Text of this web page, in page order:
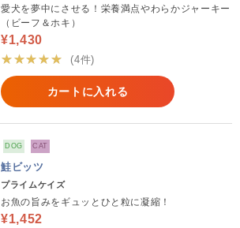
愛犬を夢中にさせる！栄養満点やわらかジャーキー
（ビーフ＆ホキ）
¥1,430
★★★★★
(4件)
カートに入れる
DOG CAT
鮭ビッツ
プライムケイズ
お魚の旨みをギュッとひと粒に凝縮！
¥1,452